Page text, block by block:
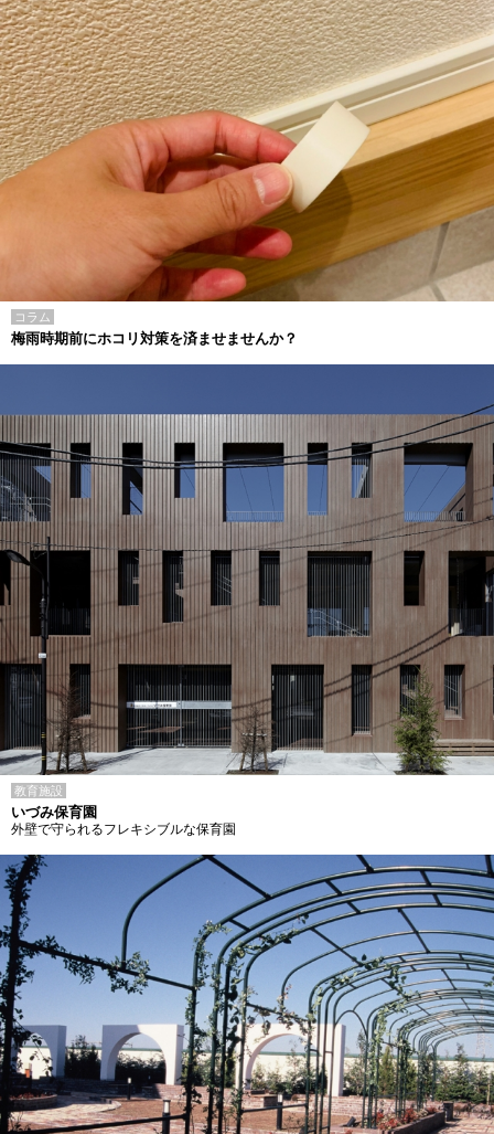
コラム
梅雨時期前にホコリ対策を済ませませんか？
教育施設
いづみ保育園
外壁で守られるフレキシブルな保育園